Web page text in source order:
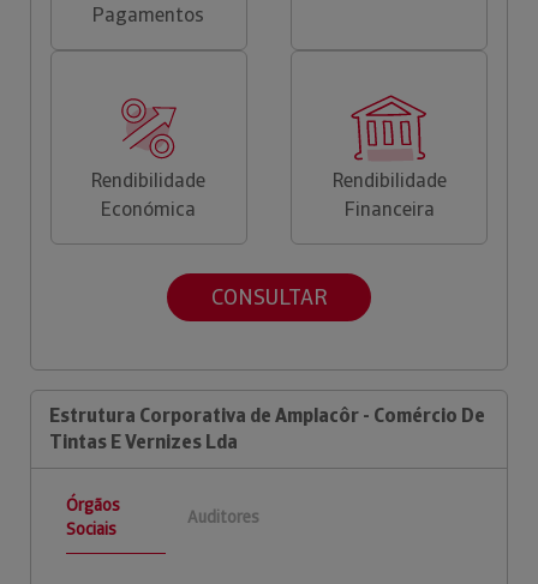
Pagamentos
Rendibilidade
Económica
Rendibilidade
Financeira
CONSULTAR
Estrutura Corporativa de Amplacôr - Comércio De
Tintas E Vernizes Lda
Órgãos
Sociais
Auditores